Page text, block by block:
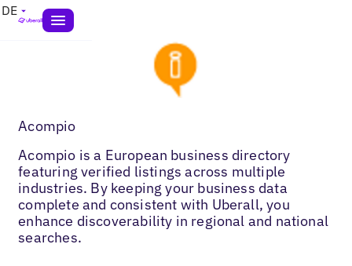
DE
Acompio
Acompio is a European business directory
featuring verified listings across multiple
industries. By keeping your business data
complete and consistent with Uberall, you
enhance discoverability in regional and national
searches.